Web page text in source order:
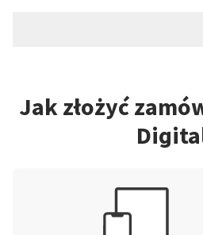
Jak złożyć